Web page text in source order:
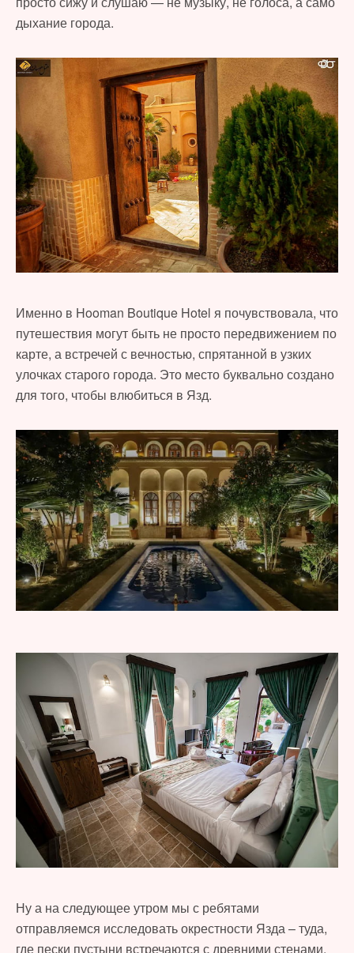
дыхание города.
Именно в Hooman Boutique Hotel я почувствовала, что
путешествия могут быть не просто передвижением по
карте, а встречей с вечностью, спрятанной в узких
улочках старого города. Это место буквально создано
для того, чтобы влюбиться в Язд.
Ну а на следующее утром мы с ребятами
отправляемся исследовать окрестности Язда – туда,
где пески пустыни встречаются с древними стенами,